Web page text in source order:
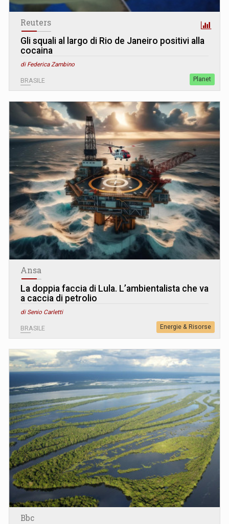
Reuters
Gli squali al largo di Rio de Janeiro positivi alla
cocaina
di Federica Zambino
BRASILE Planet
Ansa
La doppia faccia di Lula. L’ambientalista che va
a caccia di petrolio
di Senio Carletti
BRASILE Energie & Risorse
Bbc